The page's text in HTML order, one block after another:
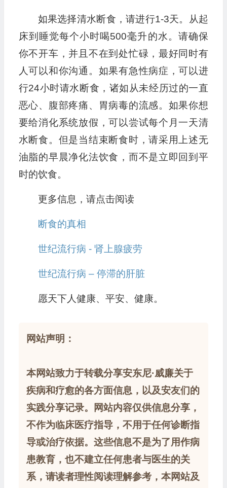
如果选择清水断食，请进行1-3天。从起
床到睡觉每个小时喝500毫升的水。请确保
你不开车，并且不在到处忙碌，最好同时有
人可以和你沟通。如果有急性病症，可以进
行24小时请水断食，诸如从未经历过的一直
恶心、腹部疼痛、胃病毒的流感。如果你想
要给消化系统放假，可以尝试每个月一天清
水断食。但是当结束断食时，请采用上述无
油脂的早晨净化法饮食，而不是立即回到平
时的饮食。
更多信息，请点击阅读
断食的真相
世纪流行病 - 肾上腺疲劳
世纪流行病 – 停滞的肝脏
愿天下人健康、平安、健康。
网站声明：
本网站致力于转载分享安东尼·威廉关于
疾病和疗愈的各方面信息，以及安友们的
实践分享记录。网站内容仅供信息分享，
不作为临床医疗指导，不用于任何诊断指
导或治疗依据。这些信息不是为了用作病
患教育，也不建立任何患者与医生的关
系，请读者理性阅读理解参考，本网站及